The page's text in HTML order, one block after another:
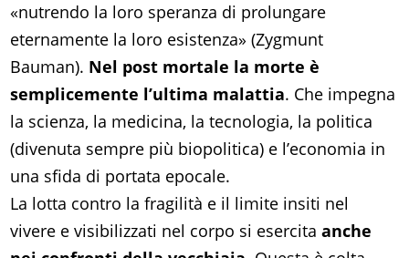
«nutrendo la loro speranza di prolungare
eternamente la loro esistenza» (Zygmunt
Bauman). Nel post mortale la morte è
semplicemente l’ultima malattia. Che impegna
la scienza, la medicina, la tecnologia, la politica
(divenuta sempre più biopolitica) e l’economia in
una sfida di portata epocale.
La lotta contro la fragilità e il limite insiti nel
vivere e visibilizzati nel corpo si esercitaanche